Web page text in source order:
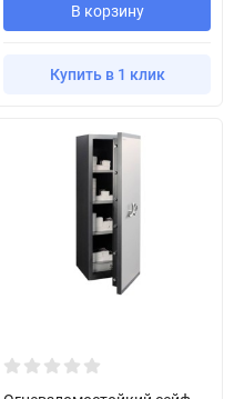
В корзину
Купить в 1 клик